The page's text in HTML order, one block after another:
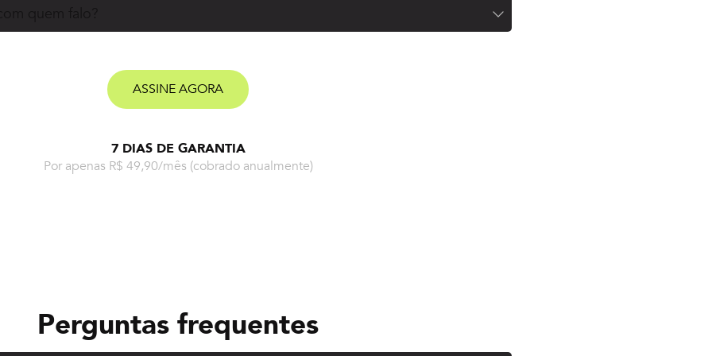
ASSINE AGORA
7 DIAS DE GARANTIA
Por apenas R$ 49,90/mês (cobrado anualmente)
Perguntas frequentes